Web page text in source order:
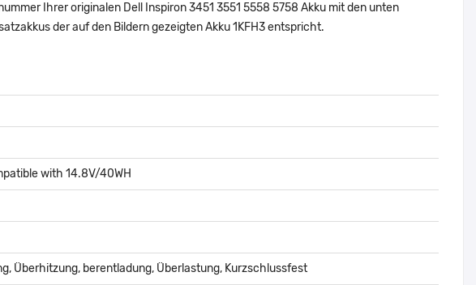
Ihrer originalen Dell Inspiron 3451 3551 5558 5758 Akku mit den unten
der auf den Bildern gezeigten Akku 1KFH3 entspricht.
with 14.8V/40WH
Überhitzung, berentladung, Überlastung, Kurzschlussfest